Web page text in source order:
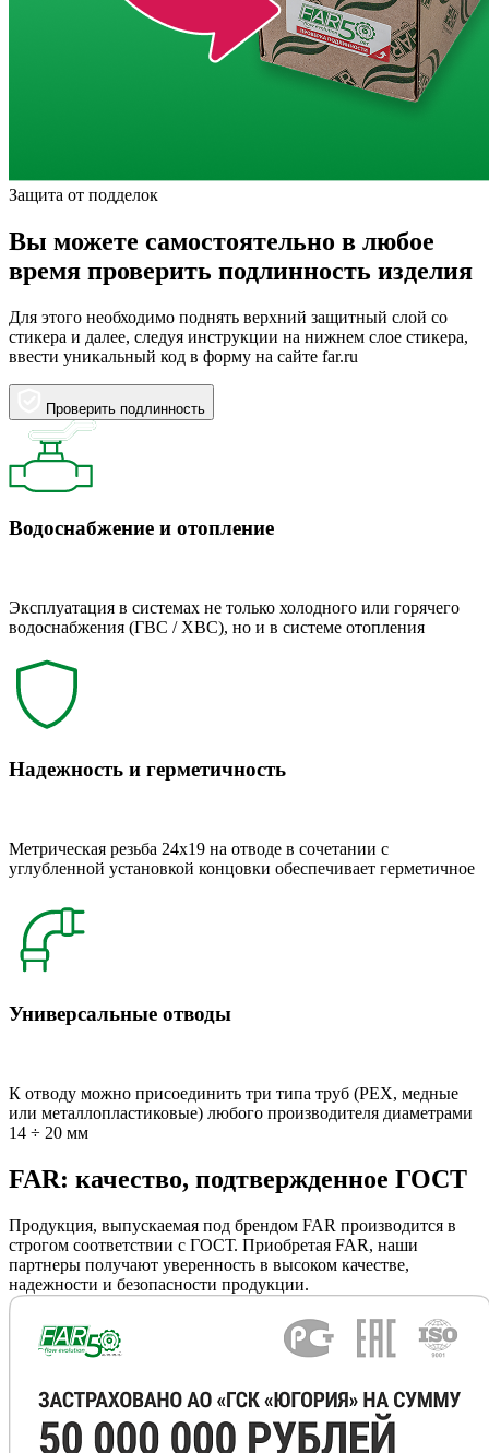
Защита от подделок
Вы можете самостоятельно в любое
время проверить подлинность изделия
Для этого необходимо поднять верхний защитный слой со
стикера и далее, следуя инструкции на нижнем слое стикера,
ввести уникальный код в форму на сайте far.ru
Проверить подлинность
Водоснабжение и отопление
Эксплуатация в системах не только холодного или горячего
водоснабжения (ГВС / ХВС), но и в системе отопления
Надежность и герметичность
Метрическая резьба 24x19 на отводе в сочетании с
углубленной установкой концовки обеспечивает герметичное
Универсальные отводы
К отводу можно присоединить три типа труб (РЕХ, медные
или металлопластиковые) любого производителя диаметрами
14 ÷ 20 мм
FAR: качество, подтвержденное ГОСТ
Продукция, выпускаемая под брендом FAR производится в
строгом соответствии с ГОСТ. Приобретая FAR, наши
партнеры получают уверенность в высоком качестве,
надежности и безопасности продукции.